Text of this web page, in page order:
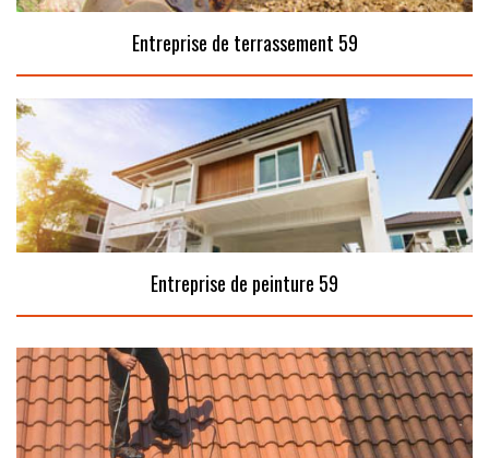
Entreprise de terrassement 59
Entreprise de peinture 59